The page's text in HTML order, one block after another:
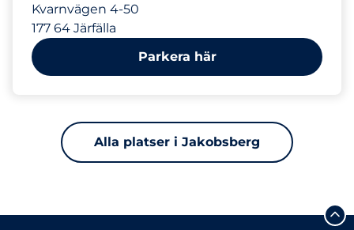
Kvarnvägen 4-50
177 64 Järfälla
Parkera här
Alla platser i Jakobsberg